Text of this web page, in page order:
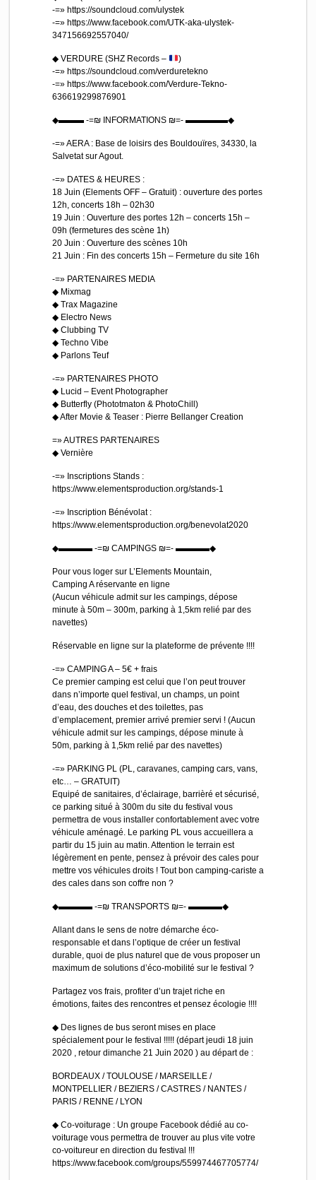
-=» https://soundcloud.com/ulystek
-=» https://www.facebook.com/UTK-aka-ulystek-
347156692557040/
◆ VERDURE (SHZ Records –
)
-=» https://soundcloud.com/verduretekno
-=» https://www.facebook.com/Verdure-Tekno-
636619299876901
◆▬▬▬ -=₪ INFORMATIONS ₪=- ▬▬▬▬▬◆
-=» AERA : Base de loisirs des Bouldouïres, 34330, la
Salvetat sur Agout.
-=» DATES & HEURES :
18 Juin (Elements OFF – Gratuit) : ouverture des portes
12h, concerts 18h – 02h30
19 Juin : Ouverture des portes 12h – concerts 15h –
09h (fermetures des scène 1h)
20 Juin : Ouverture des scènes 10h
21 Juin : Fin des concerts 15h – Fermeture du site 16h
-=» PARTENAIRES MEDIA
◆ Mixmag
◆ Trax Magazine
◆ Electro News
◆ Clubbing TV
◆ Techno Vibe
◆ Parlons Teuf
-=» PARTENAIRES PHOTO
◆ Lucid – Event Photographer
◆ Butterfly (Phototmaton & PhotoChill)
◆ After Movie & Teaser : Pierre Bellanger Creation
=» AUTRES PARTENAIRES
◆ Vernière
-=» Inscriptions Stands :
https://www.elementsproduction.org/stands-1
-=» Inscription Bénévolat :
https://www.elementsproduction.org/benevolat2020
◆▬▬▬▬ -=₪ CAMPINGS ₪=- ▬▬▬▬◆
Pour vous loger sur L’Elements Mountain,
Camping A réservante en ligne
(Aucun véhicule admit sur les campings, dépose
minute à 50m – 300m, parking à 1,5km relié par des
navettes)
Réservable en ligne sur la plateforme de prévente !!!!
-=» CAMPING A – 5€ + frais
Ce premier camping est celui que l’on peut trouver
dans n’importe quel festival, un champs, un point
d’eau, des douches et des toilettes, pas
d’emplacement, premier arrivé premier servi ! (Aucun
véhicule admit sur les campings, dépose minute à
50m, parking à 1,5km relié par des navettes)
-=» PARKING PL (PL, caravanes, camping cars, vans,
etc… – GRATUIT)
Equipé de sanitaires, d’éclairage, barrièré et sécurisé,
ce parking situé à 300m du site du festival vous
permettra de vous installer confortablement avec votre
véhicule aménagé. Le parking PL vous accueillera a
partir du 15 juin au matin. Attention le terrain est
légèrement en pente, pensez à prévoir des cales pour
mettre vos véhicules droits ! Tout bon camping-cariste a
des cales dans son coffre non ?
◆▬▬▬▬ -=₪ TRANSPORTS ₪=- ▬▬▬▬◆
Allant dans le sens de notre démarche éco-
responsable et dans l’optique de créer un festival
durable, quoi de plus naturel que de vous proposer un
maximum de solutions d’éco-mobilité sur le festival ?
Partagez vos frais, profiter d’un trajet riche en
émotions, faites des rencontres et pensez écologie !!!!
◆ Des lignes de bus seront mises en place
spécialement pour le festival !!!!! (départ jeudi 18 juin
2020 , retour dimanche 21 Juin 2020 ) au départ de :
BORDEAUX / TOULOUSE / MARSEILLE /
MONTPELLIER / BEZIERS / CASTRES / NANTES /
PARIS / RENNE / LYON
◆ Co-voiturage : Un groupe Facebook dédié au co-
voiturage vous permettra de trouver au plus vite votre
co-voitureur en direction du festival !!!
https://www.facebook.com/groups/559974467705774/